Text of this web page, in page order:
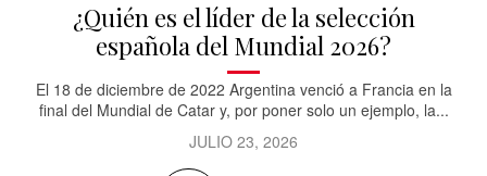
¿Quién es el líder de la selección
española del Mundial 2026?
El 18 de diciembre de 2022 Argentina venció a Francia en la
final del Mundial de Catar y, por poner solo un ejemplo, la...
JULIO 23, 2026